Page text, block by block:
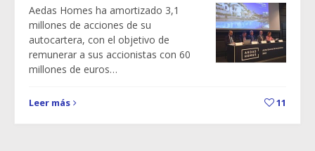
Aedas Homes ha amortizado 3,1
millones de acciones de su
autocartera, con el objetivo de
remunerar a sus accionistas con 60
millones de euros…
Leer más 11